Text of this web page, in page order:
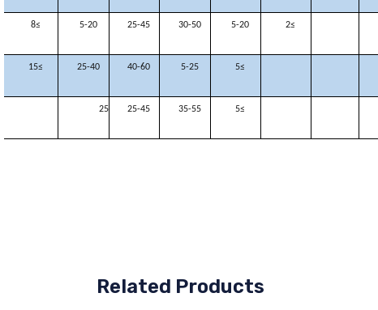
≥2
5-20
30-50
25-45
5-20
≥8
≥5
5-25
40-60
25-40
≥15
≥5
35-55
25-45
25
Related Products